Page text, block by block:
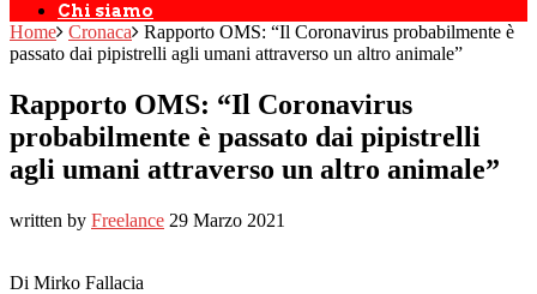
Chi siamo
Home Cronaca
Rapporto OMS: “Il Coronavirus probabilmente è
passato dai pipistrelli agli umani attraverso un altro animale”
Rapporto OMS: “Il Coronavirus
probabilmente è passato dai pipistrelli
agli umani attraverso un altro animale”
written by Freelance 29 Marzo 2021
Di Mirko Fallacia